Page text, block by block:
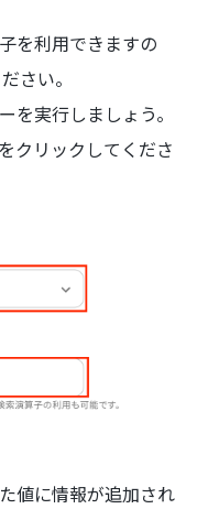
を利用できますの
さい。
を実行しましょう。
クリックしてくださ
値に情報が追加され